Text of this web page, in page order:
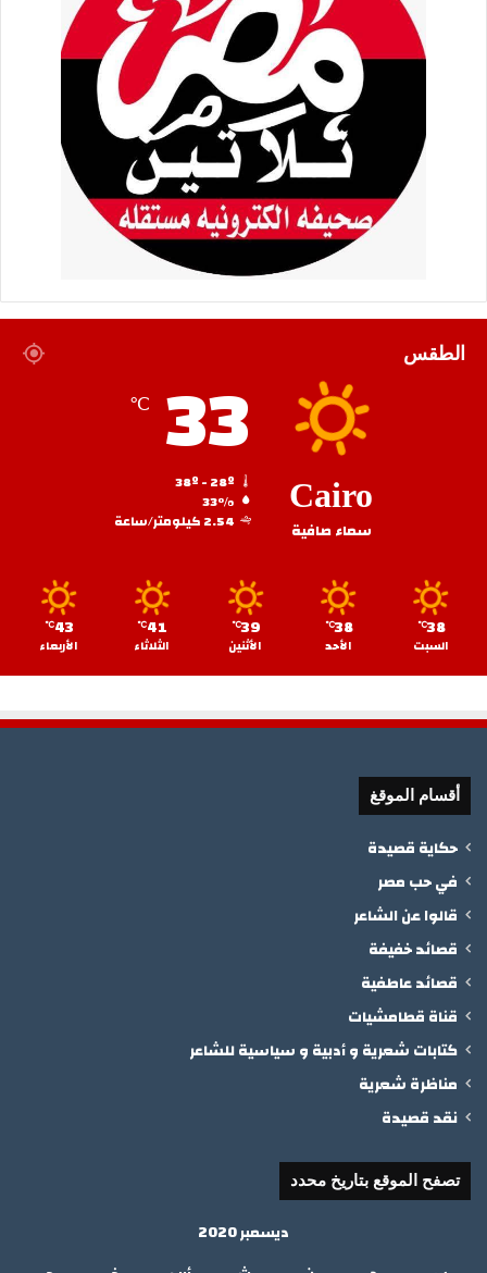
الطقس
Cairo
سماء صافية
33
℃
33%
2.54 كيلومتر/ساعة
38
℃
السبت
38
℃
الأحد
39
℃
الأثنين
41
℃
الثلاثاء
43
℃
الأربعاء
أقسام الموقغ
حكاية قصيدة
في حب مصر
قالوا عن الشاعر
قصائد خفيفة
قصائد عاطفية
قناة قطامشيات
كتابات شعرية و أدبية و سياسية للشاعر
مناظرة شعرية
نقد قصيدة
تصفح الموقع بتاريخ محدد
ديسمبر 2020